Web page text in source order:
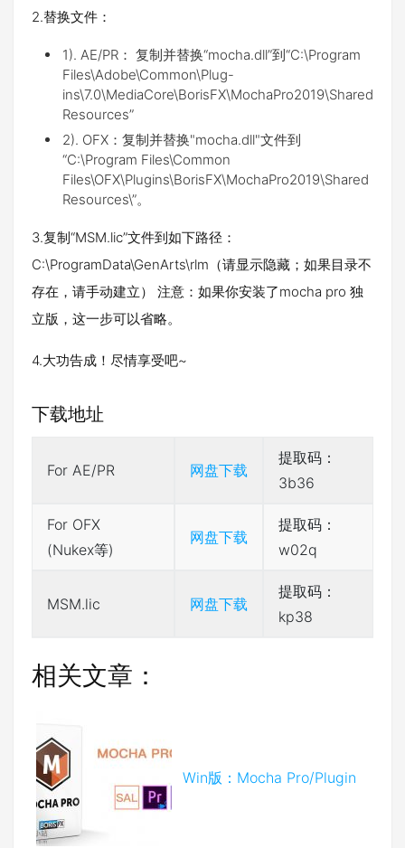
2.替换文件：
1). AE/PR： 复制并替换“mocha.dll”到“C:\Program
Files\Adobe\Common\Plug-
ins\7.0\MediaCore\BorisFX\MochaPro2019\Shared
Resources”
2). OFX：复制并替换"mocha.dll"文件到
“C:\Program Files\Common
Files\OFX\Plugins\BorisFX\MochaPro2019\Shared
Resources\”。
3.复制“MSM.lic”文件到如下路径：
C:\ProgramData\GenArts\rlm（请显示隐藏；如果目录不
存在，请手动建立） 注意：如果你安装了mocha pro 独
立版，这一步可以省略。
4.大功告成！尽情享受吧~
下载地址
For AE/PR 网盘下载
提取码：
3b36
For OFX
(Nukex等)
网盘下载
提取码：
w02q
MSM.lic 网盘下载
提取码：
kp38
相关文章：
Win版：Mocha Pro/Plugin